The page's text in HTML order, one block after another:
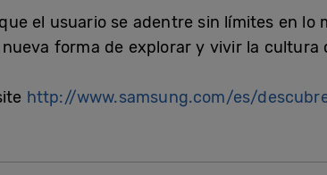
el usuario se adentre sin límites en lo
forma de explorar y vivir la cultura
http://www.samsung.com/es/